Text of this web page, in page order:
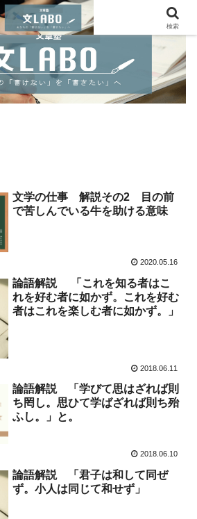
文学の仕事 解説その2 目の前
で苦しんでいる牛を助ける意味
2020.05.16
論語解説 「これを知る者はこ
れを好む者に如かず。これを好む
者はこれを楽しむ者に如かず。」
2018.06.11
論語解説 「学びて思はざれば則
ち罔し。思ひて学ばざれば則ち殆
ふし。」と。
2018.06.10
論語解説 「君子は和して同ぜ
ず。小人は同じて和せず」
検索